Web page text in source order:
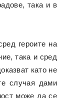
така и в
героите на
така и сред
като не
случая дами
може да се